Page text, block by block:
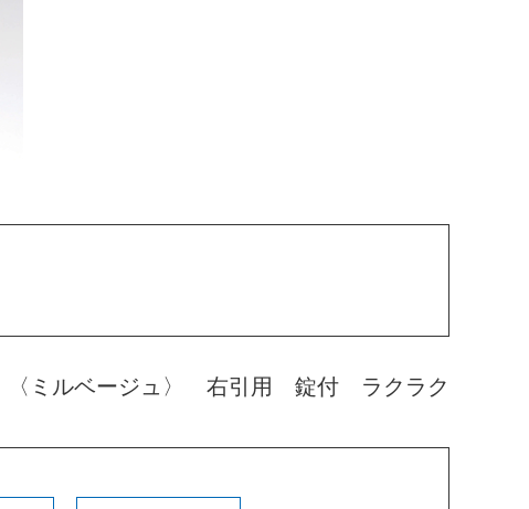
ミルベージュ〉 右引用 錠付 ラクラク